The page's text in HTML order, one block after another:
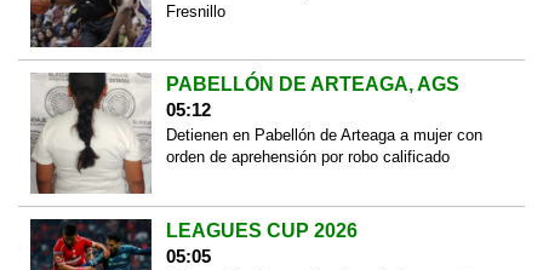
Fresnillo
PABELLÓN DE ARTEAGA, AGS
05:12
Detienen en Pabellón de Arteaga a mujer con
orden de aprehensión por robo calificado
LEAGUES CUP 2026
05:05